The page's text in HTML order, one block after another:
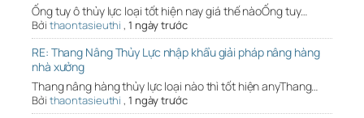
Ống tuy ô thủy lực loại tốt hiện nay giá thế nàoỐng tuy…
Bởi thaontasieuthi , 1 ngày trước
RE: Thang Nâng Thủy Lực nhập khẩu giải pháp nâng hàng
nhà xưởng
Thang nâng hàng thủy lực loại nào thì tốt hiện anyThang…
Bởi thaontasieuthi , 1 ngày trước